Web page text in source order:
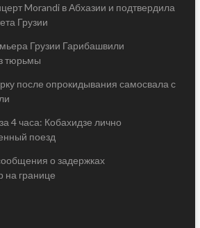
Morandi в Абхазии и подтвердила
Грузии
Грузии Гарибашвили
тюрьмы
после опрокидывания самосвала с
4 часа: Кобахидзе лично
поезд
о задержках
на границе